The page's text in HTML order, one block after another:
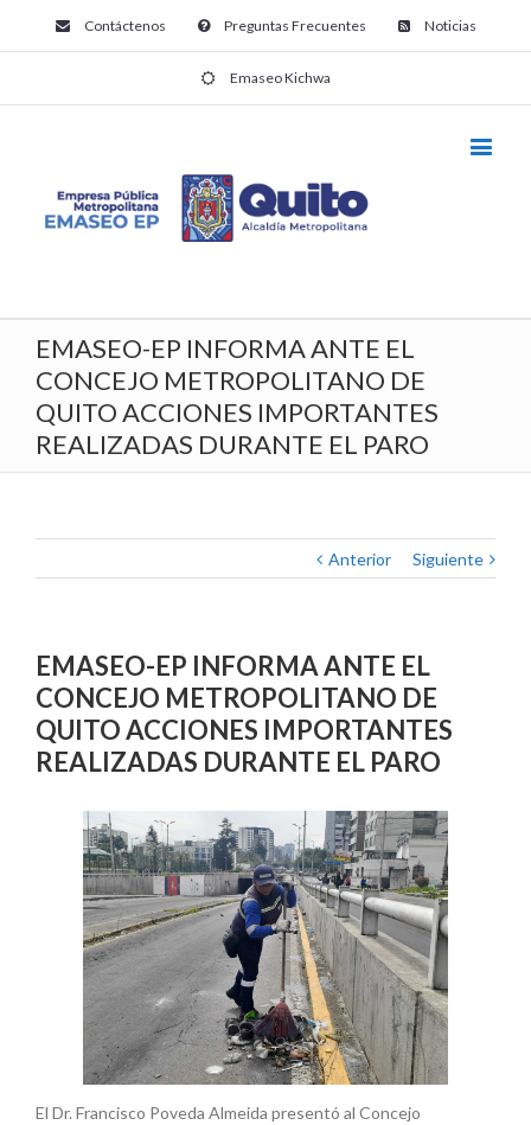
Contáctenos Preguntas Frecuentes Noticias
Emaseo Kichwa
EMASEO-EP INFORMA ANTE EL
CONCEJO METROPOLITANO DE
QUITO ACCIONES IMPORTANTES
REALIZADAS DURANTE EL PARO
Anterior Siguiente
EMASEO-EP INFORMA ANTE EL
CONCEJO METROPOLITANO DE
QUITO ACCIONES IMPORTANTES
REALIZADAS DURANTE EL PARO
El Dr. Francisco Poveda Almeida presentó al Concejo